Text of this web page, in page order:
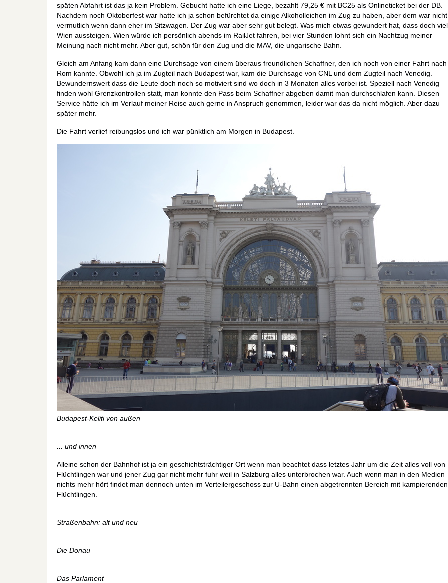
späten Abfahrt ist das ja kein Problem. Gebucht hatte ich eine Liege, bezahlt 79,25 € mit BC25 als Onlineticket bei der DB.
Nachdem noch Oktoberfest war hatte ich ja schon befürchtet da einige Alkoholleichen im Zug zu haben, aber dem war
vermutlich wenn dann eher im Sitzwagen. Der Zug war aber sehr gut belegt. Was mich etwas gewundert hat, dass doch
Wien aussteigen. Wien würde ich persönlich abends im RailJet fahren, bei vier Stunden lohnt sich ein Nachtzug meiner
Meinung nach nicht mehr. Aber gut, schön für den Zug und die MAV, die ungarische Bahn.
Gleich am Anfang kam dann eine Durchsage von einem überaus freundlichen Schaffner, den ich noch von einer Fahrt nach
Rom kannte. Obwohl ich ja im Zugteil nach Budapest war, kam die Durchsage von CNL und dem Zugteil nach Venedig.
Bewundernswert dass die Leute doch noch so motiviert sind wo doch in 3 Monaten alles vorbei ist. Speziell nach Venedig
finden wohl Grenzkontrollen statt, man konnte den Pass beim Schaffner abgeben damit man durchschlafen kann. Diesen
Service hätte ich im Verlauf meiner Reise auch gerne in Anspruch genommen, leider war das da nicht möglich. Aber dazu
später mehr.
Die Fahrt verlief reibungslos und ich war pünktlich am Morgen in Budapest.
Budapest-Keliti von außen
... und innen
Alleine schon der Bahnhof ist ja ein geschichtsträchtiger Ort wenn man beachtet dass letztes Jahr um die Zeit alles voll von
Flüchtlingen war und jener Zug gar nicht mehr fuhr weil in Salzburg alles unterbrochen war. Auch wenn man in den Medien
nichts mehr hört findet man dennoch unten im Verteilergeschoss zur U-Bahn einen abgetrennten Bereich mit kampierenden
Flüchtlingen.
Straßenbahn: alt und neu
Die Donau
Das Parlament